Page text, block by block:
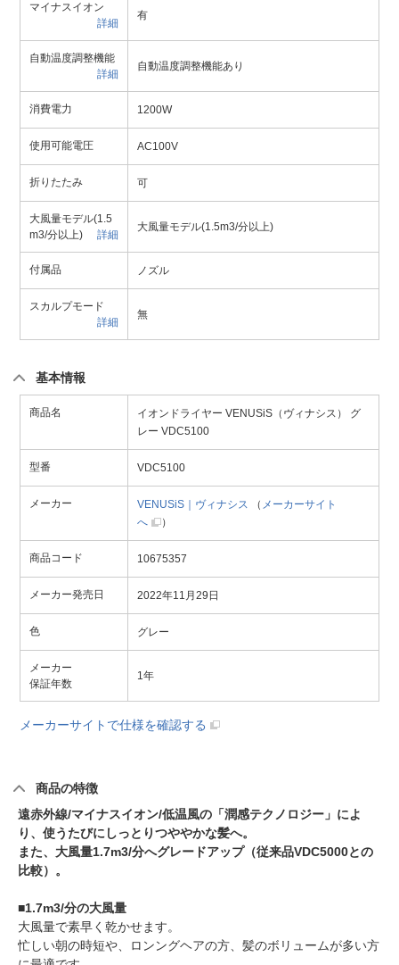
マイナスイオン
詳細
有
自動温度調整機能
詳細
自動温度調整機能あり
消費電力 1200W
使用可能電圧 AC100V
折りたたみ 可
大風量モデル(1.5
m3/分以上)
詳細
大風量モデル(1.5m3/分以上)
付属品 ノズル
スカルプモード
詳細
無
基本情報
商品名
イオンドライヤー VENUSiS（ヴィナシス） グ
レー VDC5100
型番 VDC5100
メーカー VENUSiS｜ヴィナシス （ メーカーサイト
へ
）
商品コード 10675357
メーカー発売日 2022年11月29日
色 グレー
メーカー
保証年数
1年
メーカーサイトで仕様を確認する
商品の特徴
遠赤外線/マイナスイオン/低温風の「潤感テクノロジー」によ
り、使うたびにしっとりつややかな髪へ。
また、大風量1.7m3/分へグレードアップ（従来品VDC5000との
比較）。
■1.7m3/分の大風量
大風量で素早く乾かせます。
忙しい朝の時短や、ロンングヘアの方、髪のボリュームが多い方